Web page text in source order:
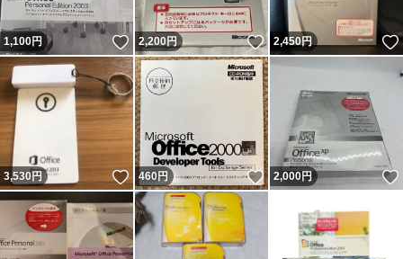
1,100円 いいね！
2,200円 いいね！
2,450円
3,530円 いいね！
460円 いいね！
2,000円